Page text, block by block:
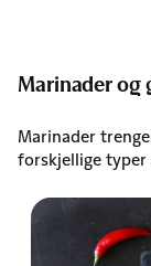
Marinader
Marinader
forskjellige